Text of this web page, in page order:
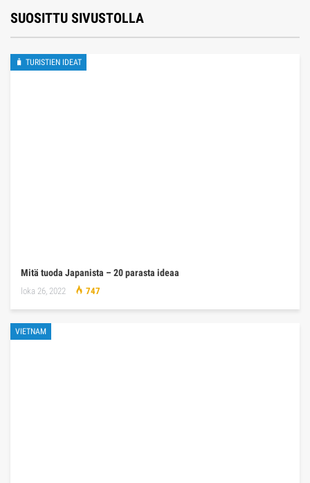
SUOSITTU SIVUSTOLLA
🧳 TURISTIEN IDEAT
Mitä tuoda Japanista – 20 parasta ideaa
loka 26, 2022 747
VIETNAM